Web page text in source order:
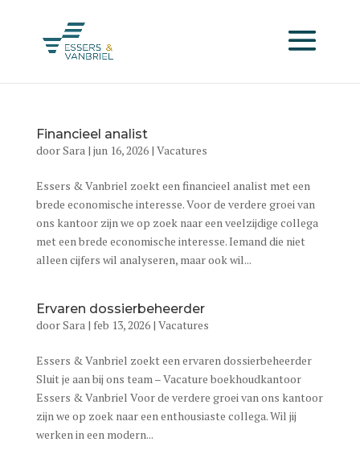
Financieel analist
doorSara| jun 16, 2026| Vacatures
Essers & Vanbriel zoekt een financieel analist met een
brede economische interesse. Voor de verdere groei van
ons kantoor zijn we op zoek naar een veelzijdige collega
met een brede economische interesse. Iemand die niet
alleen cijfers wil analyseren, maar ook wil...
Ervaren dossierbeheerder
doorSara| feb 13, 2026| Vacatures
Essers & Vanbriel zoekt een ervaren dossierbeheerder
Sluit je aan bij ons team – Vacature boekhoudkantoor
Essers & Vanbriel Voor de verdere groei van ons kantoor
zijn we op zoek naar een enthousiaste collega. Wil jij
werken in een modern...